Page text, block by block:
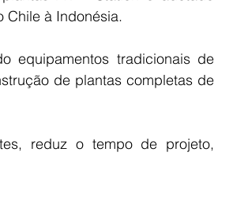
Chile à Indonésia.
equipamentos tradicionais de
de plantas completas de
reduz o tempo de projeto,